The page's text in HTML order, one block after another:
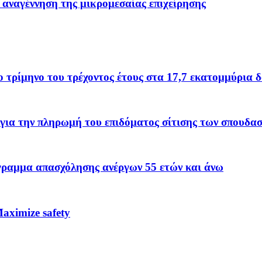
της μικρομεσαίας επιχείρησης
του τρέχοντος έτους στα 17,7 εκατομμύρια
την πληρωμή του επιδόματος σίτισης των
απασχόλησης ανέργων 55 ετών και άνω
safety